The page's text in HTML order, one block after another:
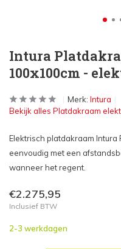
Intura
100x100cm -
Merk: Intura
Bekijk alles Platdakraam
Elektrisch platdakraam Intura
eenvoudig met een
wanneer het regent.
€2.275,95
Inclusief BTW
2-3 werkdagen